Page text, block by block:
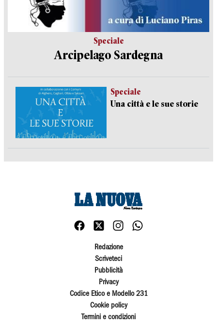
Speciale
Arcipelago Sardegna
Speciale
Una città e le sue storie
Redazione
Scriveteci
Pubblicità
Privacy
Codice Etico e Modello 231
Cookie policy
Termini e condizioni